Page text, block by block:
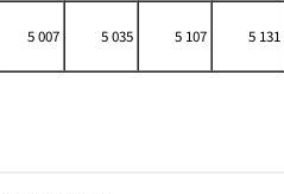
5 007 5 035 5 107 5 131